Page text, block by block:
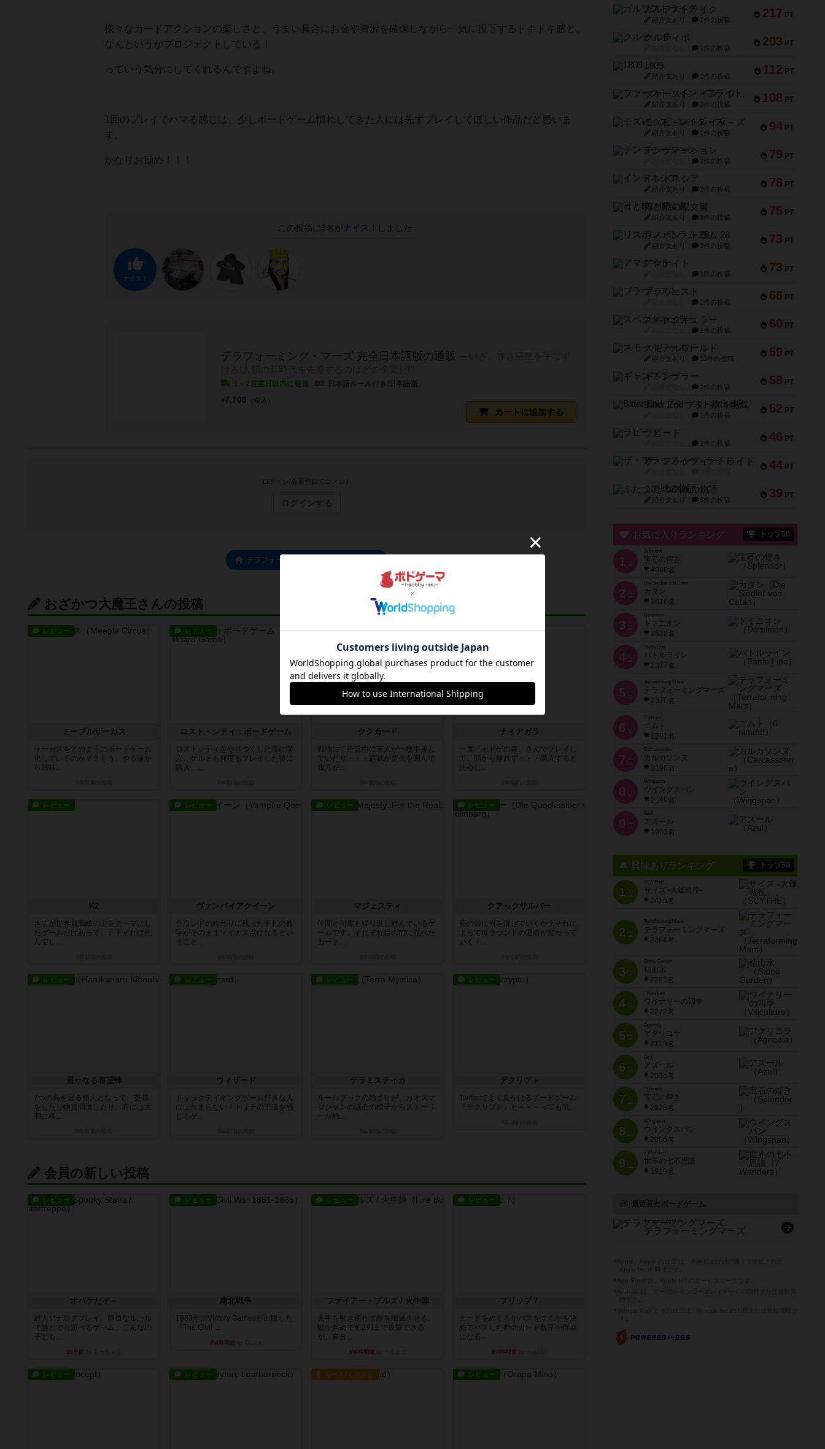
様々なカードアクションの楽しさと、うまい具合にお金や資源を確保しながら一気に投下するドキドキ感と、
なんというかプロジェクトしている！
っていう気分にしてくれるんですよね。
1回のプレイでハマる感じは、少しボードゲーム慣れしてきた人には先ずプレイしてほしい作品だと思いま
す。
かなりお勧め！！！
この投稿に 3名がナイス！ しました
ナイス！
テラフォーミング・マーズ 完全日本語版の通販
1～2営業日以内に発送
カートに追加する
¥7,700 （税込）
ログイン/会員登録でコメント
ログインする
テラフォーミングマーズのトップに戻る
おざかつ大魔王さんの投稿
レビュー
ミープルサーカス
サーカスをどのようにボードゲーム
化しているのか？？もう、やる前か
ら興味...
レビュー
ロスト・シティ：ボードゲーム
ロストシティをやりつくした後に購
入。ケルトも何度もプレイした後に
購入。...
レビュー
ククカード
戦地にて野営中に軍人が一晩中遊ん
でいたり・・・盗賊が焚火を囲んで
親方が...
レビュー
ナイアガラ
一度「ボドゲの森」さんでプレイし
て、頭から離れず・・・購入すると
決心し...
レビュー
K2
さすが世界最高峰の山をテーマにし
たゲームだけあって、下手すれば死
んでし...
レビュー
ヴァンパイアクイーン
ラウンドの終わりに残った手札の数
字がそのままマイナス点になるとい
うこと...
レビュー
マジェスティ
仲間と何度も繰り返し遊んでいるゲ
ームです。それぞれ目の前に並べた
カード...
レビュー
クアックサルバー
薬の袋に何を混ぜていくか？それに
よって毎ラウンドの運命が変わって
いく・...
レビュー
遥かなる喜望峰
7つの島を巡る商人となって、交易
をしたり物資調達したり、時には大
胆に移...
レビュー
ウィザード
トリックテイキングゲーム好きな人
にはたまらない！トリテの王道を感
じるゲ...
レビュー
テラミスティカ
ルールブックの始まりが、カオスマ
ジシャンの議会の様子からストーリ
ーが始...
レビュー
デクリプト
Twitterでよく見かけるボードゲーム
『デクリプト』と～～～っても気...
会員の新しい投稿
レビュー
オバケだぞ～
対人アナログプレイ。簡単なルール
で誰とでも遊べるゲーム。こんなの
子ども...
26分前
レビュー
南北戦争
1983年にVictory Gamesが出版した
『The Civil ...
約4時間前
レビュー
ファイアー・ブルズ / 火牛陣
火牛を引き連れて敵を殲滅させる。
縦か斜めで前2列まで攻撃できる
が、自分...
約6時間前
レビュー
フリップ７
カードをめくるかパスをするかを決
めてパスした時のカード数字が得点
になる...
約6時間前
レビュー レビュー ルール/インスト レビュー
217 PT
ガルフストライク
紹介文あり 1件の投稿
203 PT
クルティボ
1件の投稿
112 PT
1809
紹介文あり 1件の投稿
108 PT
ファースト・イン・フライト
紹介文あり 3件の投稿
94 PT
モズビ－ズ・レイダ－ズ
紹介文あり 1件の投稿
79 PT
テンプテーション
2件の投稿
78 PT
インドネシア
紹介文あり 2件の投稿
75 PT
宵と暁の呪文書
紹介文あり 8件の投稿
73 PT
リスボン・トラム 28
紹介文あり 9件の投稿
73 PT
アマナイト
1件の投稿
66 PT
ブラヴェスト
1件の投稿
60 PT
スペクタキュラー
1件の投稿
59 PT
スモールワールド
紹介文あり 13件の投稿
58 PT
ギャンブラー
2件の投稿
52 PT
Bitter End ブタペスト救出作戦
1件の投稿
46 PT
ラピード
1件の投稿
44 PT
ザ・フラッフィー・ライト
39 PT
ふたつの城の物語
紹介文あり 6件の投稿
お気に入りランキング トップ50
1 位
宝石の煌き
4040名
2 位
Die Siedler von Catan
カタン
3616名
3 位
ドミニオン
2528名
4位
Battle Line
バトルライン
2377名
5 位
Terraforming Mars
テラフォーミングマーズ
2370名
6 位
ニムト
2201名
7 位
Carcassonne
カルカソンヌ
2190名
8 位
Wingspan
ウイングスパン
2149名
9 位
Azul
アズール
1903名
興味ありランキング トップ50
1位
SCYTHE
サイズ -大鎌戦役-
2415名
2位
Terraforming Mars
テラフォーミングマーズ
2394名
3位
Stone Garden
枯山水
2281名
4位
Viticulture
ワイナリーの四季
2272名
5位
Agricola
アグリコラ
2119名
6位
Azul
アズール
2035名
7位
宝石の煌き
2028名
8位
Wingspan
ウイングスパン
2006名
9位
7 Wonders
世界の七不思議
1919名
最近見たボードゲーム
Terraforming Mars
テラフォーミングマーズ